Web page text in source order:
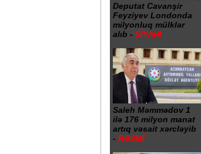
Deputat Cavanşir
Feyziyev Londonda
milyonluq mülklər
alıb - SİYAHI
Saleh Məmmədov 1
ilə 176 milyon manat
artıq vəsait xərcləyib
- RƏSMİ